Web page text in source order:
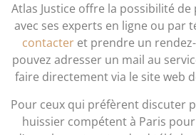
Atlas Justice offre la possibilité
avec ses experts en ligne ou par
contacteret prendre un
pouvez adresser un mail au
faire directement via le site web
Pour ceux qui préfèrent discuter
huissier compétent à Paris